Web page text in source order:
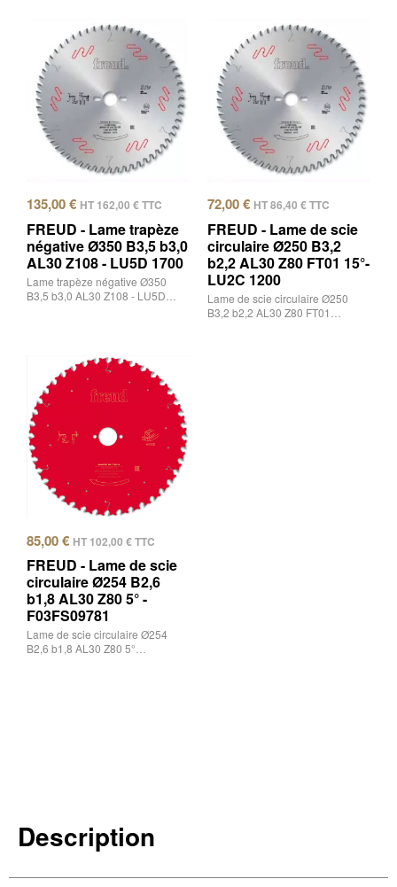
135,00€ HT 162,00 €TTC
FREUD - Lame trapèze
négative Ø350 B3,5 b3,0
AL30 Z108 - LU5D 1700
Lame trapèze négative Ø350
B3,5 b3,0 AL30 Z108 - LU5D…
72,00€ HT86,40 €TTC
FREUD - Lame de scie
circulaire Ø250 B3,2
b2,2 AL30 Z80 FT01 15°-
LU2C 1200
Lame de scie circulaire Ø250
B3,2 b2,2 AL30 Z80 FT01…
85,00€ HT 102,00 €TTC
FREUD - Lame de scie
circulaire Ø254 B2,6
b1,8 AL30 Z80 5° -
F03FS09781
Lame de scie circulaire Ø254
B2,6 b1,8 AL30 Z80 5°…
Description